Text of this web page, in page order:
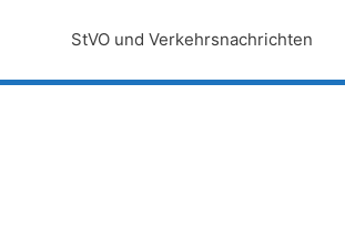
StVO und Verkehrsnachrichten